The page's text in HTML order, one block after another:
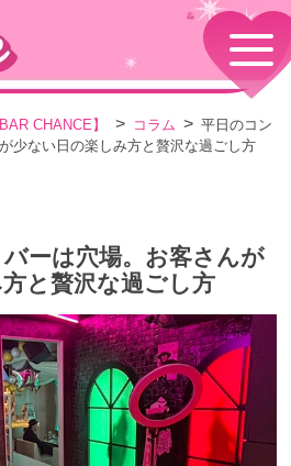
ページ
ンセプト
ニュー・料金
ベント情報
舗情報・よくある質問
TO JAPAN
国人観光客向け
CHANCE】 コラム
平日のコン
少ない日の楽しみ方と贅沢な過ごし方
ーは穴場。お客さんが
と贅沢な過ごし方